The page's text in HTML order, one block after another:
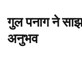
गुल पनाग ने
अनुभव